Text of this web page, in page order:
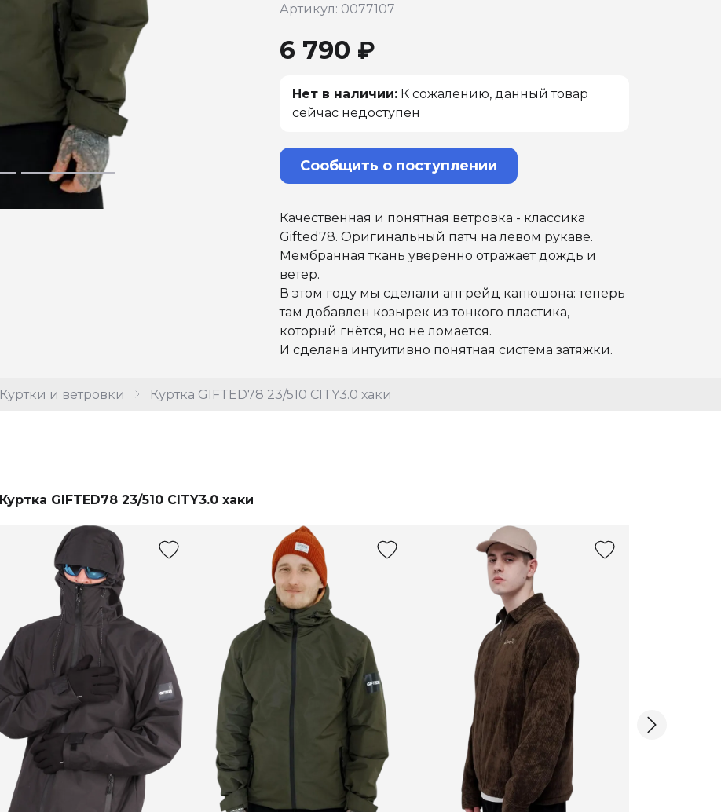
Куртки и ветровки Куртка GIFTED78 23/510 CITY3.0 хаки
Артикул: 0077107
6 790 ₽
Нет в наличии: К сожалению, данный товар
сейчас недоступен
Сообщить о поступлении
Качественная и понятная ветровка - класcика
Gifted78. Оригинальный патч на левом рукаве.
Мембранная ткань уверенно отражает дождь и
ветер.
В этом году мы сделали апгрейд капюшона: теперь
там добавлен козырек из тонкого пластика,
который гнётся, но не ломается.
И сделана интуитивно понятная система затяжки.
Куртка GIFTED78 23/510 CITY3.0 хаки